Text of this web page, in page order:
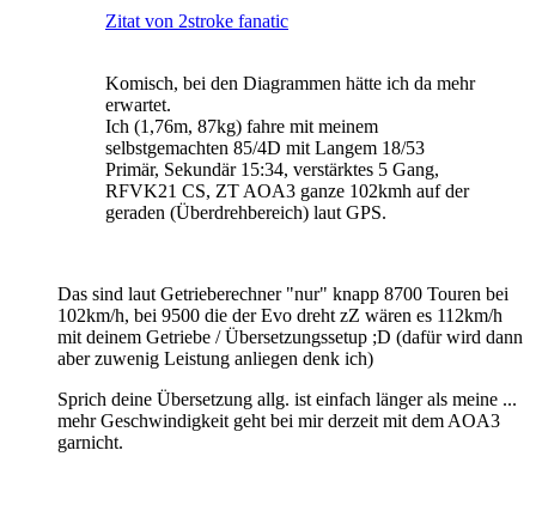
Zitat von 2stroke fanatic
Komisch, bei den Diagrammen hätte ich da mehr
erwartet.
Ich (1,76m, 87kg) fahre mit meinem
selbstgemachten 85/4D mit Langem 18/53
Primär, Sekundär 15:34, verstärktes 5 Gang,
RFVK21 CS, ZT AOA3 ganze 102kmh auf der
geraden (Überdrehbereich) laut GPS.
Das sind laut Getrieberechner "nur" knapp 8700 Touren bei
102km/h, bei 9500 die der Evo dreht zZ wären es 112km/h
mit deinem Getriebe / Übersetzungssetup ;D (dafür wird dann
aber zuwenig Leistung anliegen denk ich)
Sprich deine Übersetzung allg. ist einfach länger als meine ...
mehr Geschwindigkeit geht bei mir derzeit mit dem AOA3
garnicht.